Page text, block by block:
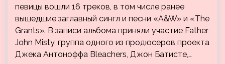
певицы вошли 16 треков, в том числе ранее
вышедшие заглавный сингл и песни «A&W» и «The
Grants». В записи альбома приняли участие Father
John Misty, группа одного из продюсеров проекта
Джека Антоноффа Bleachers, Джон Батисте,…